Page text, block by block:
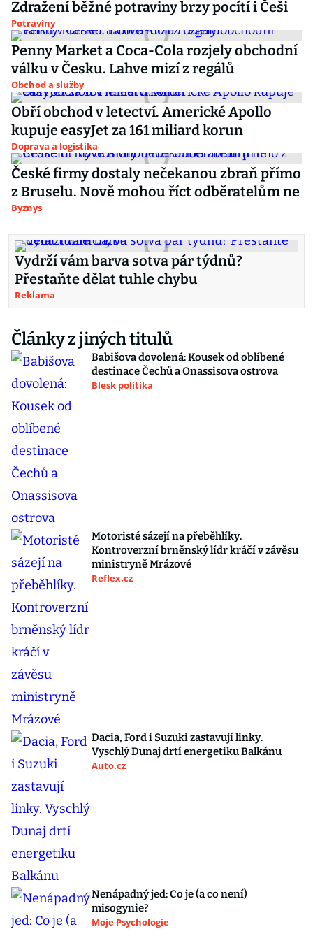
Zdražení běžné potraviny brzy pocítí i Češi
Potraviny
Penny Market a Coca-Cola rozjely obchodní
válku v Česku. Lahve mizí z regálů
Obchod a služby
Obří obchod v letectví. Americké Apollo
kupuje easyJet za 161 miliard korun
Doprava a logistika
České firmy dostaly nečekanou zbraň přímo
z Bruselu. Nově mohou říct odběratelům ne
Byznys
Vydrží vám barva sotva pár týdnů?
Přestaňte dělat tuhle chybu
Reklama
Články z jiných titulů
Babišova dovolená: Kousek od oblíbené
destinace Čechů a Onassisova ostrova
Blesk politika
Motoristé sázejí na přeběhlíky.
Kontroverzní brněnský lídr kráčí v závěsu
ministryně Mrázové
Reflex.cz
Dacia, Ford i Suzuki zastavují linky.
Vyschlý Dunaj drtí energetiku Balkánu
Auto.cz
Nenápadný jed: Co je (a co není)
misogynie?
Moje Psychologie